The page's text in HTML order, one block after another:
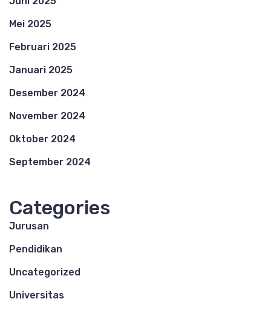
Mei 2025
Februari 2025
Januari 2025
Desember 2024
November 2024
Oktober 2024
September 2024
Categories
Jurusan
Pendidikan
Uncategorized
Universitas